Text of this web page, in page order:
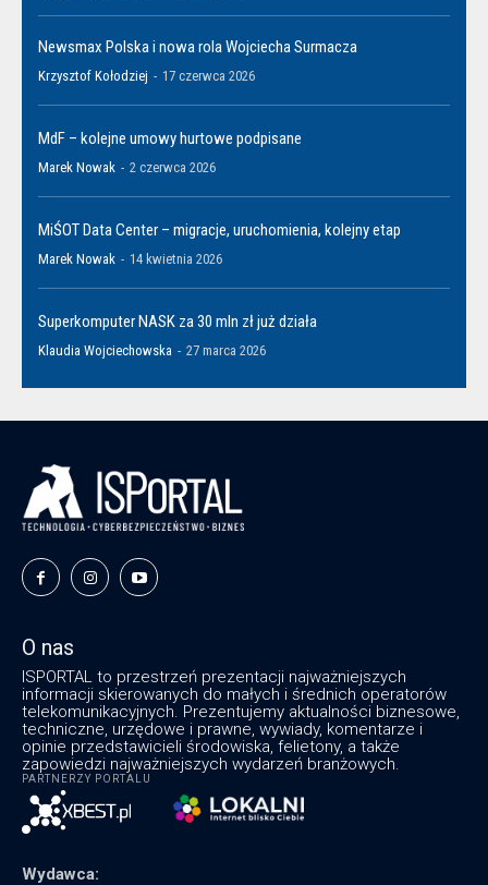
Newsmax Polska i nowa rola Wojciecha Surmacza
Krzysztof Kołodziej - 17 czerwca 2026
MdF – kolejne umowy hurtowe podpisane
Marek Nowak - 2 czerwca 2026
MiŚOT Data Center – migracje, uruchomienia, kolejny etap
Marek Nowak - 14 kwietnia 2026
Superkomputer NASK za 30 mln zł już działa
Klaudia Wojciechowska - 27 marca 2026
O nas
ISPORTAL to przestrzeń prezentacji najważniejszych
informacji skierowanych do małych i średnich operatorów
telekomunikacyjnych. Prezentujemy aktualności biznesowe,
techniczne, urzędowe i prawne, wywiady, komentarze i
opinie przedstawicieli środowiska, felietony, a także
zapowiedzi najważniejszych wydarzeń branżowych.
PARTNERZY PORTALU
Wydawca: